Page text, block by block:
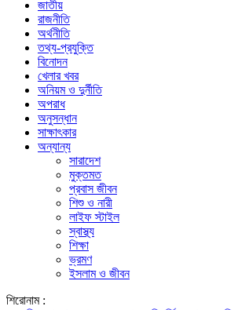
জাতীয়
রাজনীতি
অর্থনীতি
তথ্য-প্রযুক্তি
বিনোদন
খেলার খবর
অনিয়ম ও দুর্নীতি
অপরাধ
অনুসন্ধান
সাক্ষাৎকার
অন্যান্য
সারাদেশ
মুক্তমত
প্রবাস জীবন
শিশু ও নারী
লাইফ স্টাইল
স্বাস্থ্য
শিক্ষা
ভ্রমণ
ইসলাম ও জীবন
শিরোনাম :